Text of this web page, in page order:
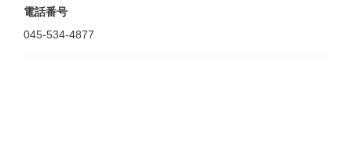
電話番号
045-534-4877